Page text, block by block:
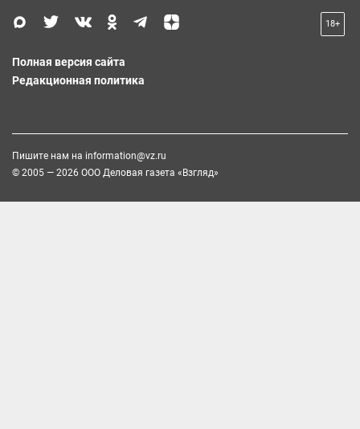
18+
Полная версия сайта
Редакционная политика
Пишите нам на information@vz.ru
© 2005 — 2026 ООО Деловая газета «Взгляд»